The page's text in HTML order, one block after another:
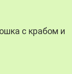
с крабом и